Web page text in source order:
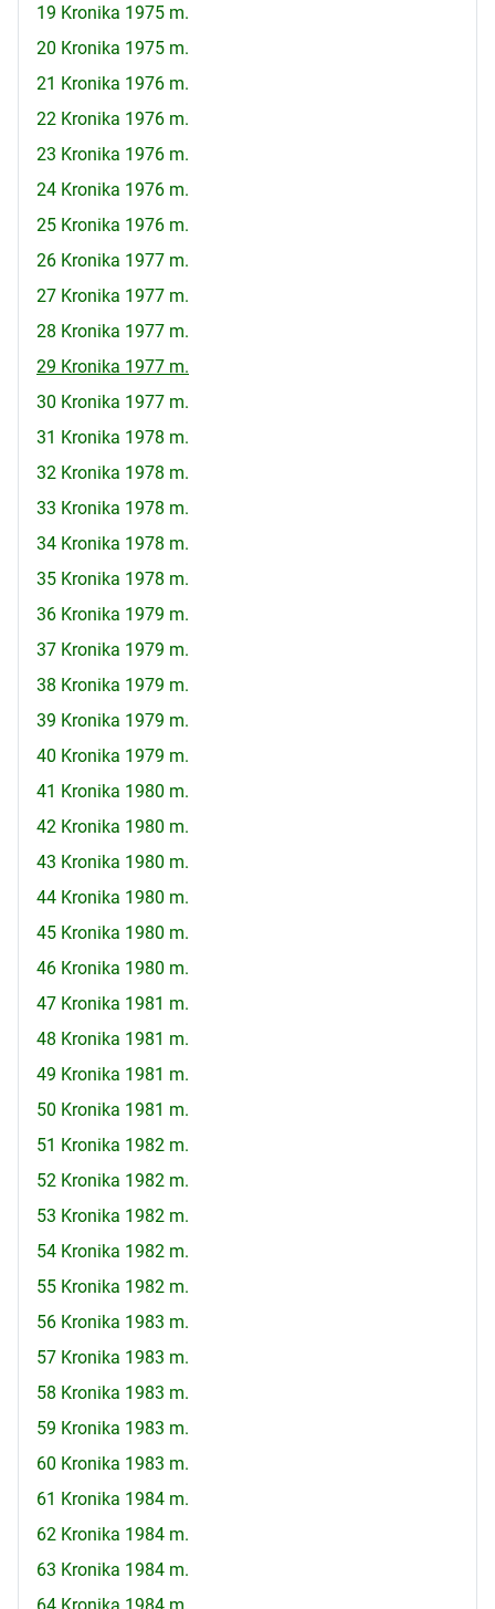
19 Kronika 1975 m.
20 Kronika 1975 m.
21 Kronika 1976 m.
22 Kronika 1976 m.
23 Kronika 1976 m.
24 Kronika 1976 m.
25 Kronika 1976 m.
26 Kronika 1977 m.
27 Kronika 1977 m.
28 Kronika 1977 m.
29 Kronika 1977 m.
30 Kronika 1977 m.
31 Kronika 1978 m.
32 Kronika 1978 m.
33 Kronika 1978 m.
34 Kronika 1978 m.
35 Kronika 1978 m.
36 Kronika 1979 m.
37 Kronika 1979 m.
38 Kronika 1979 m.
39 Kronika 1979 m.
40 Kronika 1979 m.
41 Kronika 1980 m.
42 Kronika 1980 m.
43 Kronika 1980 m.
44 Kronika 1980 m.
45 Kronika 1980 m.
46 Kronika 1980 m.
47 Kronika 1981 m.
48 Kronika 1981 m.
49 Kronika 1981 m.
50 Kronika 1981 m.
51 Kronika 1982 m.
52 Kronika 1982 m.
53 Kronika 1982 m.
54 Kronika 1982 m.
55 Kronika 1982 m.
56 Kronika 1983 m.
57 Kronika 1983 m.
58 Kronika 1983 m.
59 Kronika 1983 m.
60 Kronika 1983 m.
61 Kronika 1984 m.
62 Kronika 1984 m.
63 Kronika 1984 m.